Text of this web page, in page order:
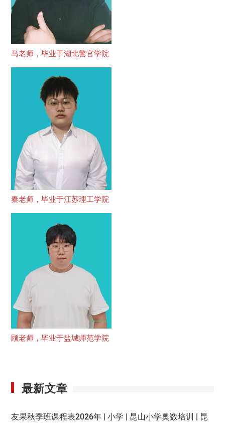
马老师，毕业于湖北警官学院
秦老师，毕业于江苏理工学院
顾老师，毕业于盐城师范学院
最新文章
友果秋季班课程表2026年 | 小学 | 昆山小学奥数培训 | 昆